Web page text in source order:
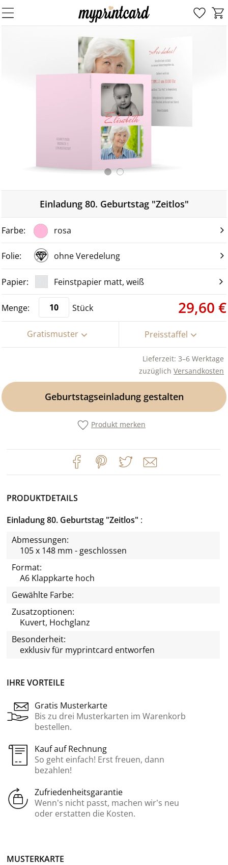
Einladung 80. Geburtstag "Zeitlos"
rosa
ohne Veredelung
Feinstpapier matt, weiß
Stück 29,60 €
Gratismuster Preisstaffel
Lieferzeit: 3–6 Werktage
zuzüglich Versandkosten
Geburtstagseinladung gestalten
Produkt merken
IHRE VORTEILE
Gratis Musterkarte
Bis zu drei Musterkarten im Warenkorb
bestellen.
Kauf auf Rechnung
So geht einfach! Erst freuen, dann
bezahlen!
Zufriedenheitsgarantie
Wenn’s nicht passt, machen wir’s neu
oder erstatten die Kosten.
PRODUKTDETAILS
Einladung 80. Geburtstag "Zeitlos"
Abmessungen:
105 x 148 mm - geschlossen
Format:
A6 Klappkarte hoch
Gewählte Farbe:
Zusatzoptionen:
Kuvert, Hochglanz
Besonderheit:
exklusiv für myprintcard entworfen
MUSTERKARTE